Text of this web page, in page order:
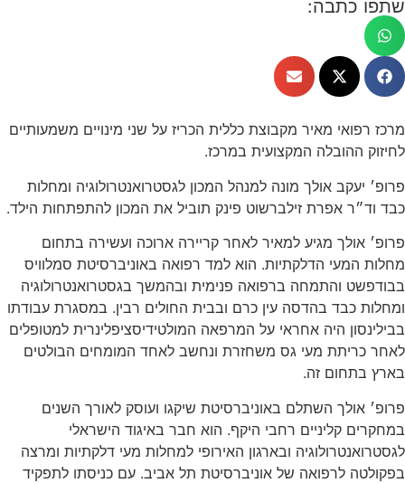
שתפו כתבה:
מרכז רפואי מאיר מקבוצת כללית הכריז על שני מינויים משמעותיים
לחיזוק ההובלה המקצועית במרכז.
פרופ׳ יעקב אולך מונה למנהל המכון לגסטרואנטרולוגיה ומחלות
כבד וד״ר אפרת זילברשוט פינק תוביל את המכון להתפתחות הילד.
פרופ׳ אולך מגיע למאיר לאחר קריירה ארוכה ועשירה בתחום
מחלות המעי הדלקתיות. הוא למד רפואה באוניברסיטת סמלוויס
בבודפשט והתמחה ברפואה פנימית ובהמשך בגסטרואנטרולוגיה
ומחלות כבד בהדסה עין כרם ובבית החולים רבין. במסגרת עבודתו
בבילינסון היה אחראי על המרפאה המולטידיסציפלינרית למטופלים
לאחר כריתת מעי גס משחזרת ונחשב לאחד המומחים הבולטים
בארץ בתחום זה.
פרופ׳ אולך השתלם באוניברסיטת שיקגו ועוסק לאורך השנים
במחקרים קליניים רחבי היקף. הוא חבר באיגוד הישראלי
לגסטרואנטרולוגיה ובארגון האירופי למחלות מעי דלקתיות ומרצה
בפקולטה לרפואה של אוניברסיטת תל אביב. עם כניסתו לתפקיד